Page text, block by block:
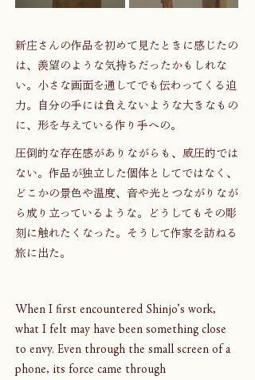
新庄さんの作品を初めて見たときに感じたの
は、羨望のような気持ちだったかもしれな
い。小さな画面を通してでも伝わってくる迫
力。自分の手には負えないような大きなもの
に、形を与えている作り手への。
圧倒的な存在感がありながらも、威圧的では
ない。作品が独立した個体としてではなく、
どこかの景色や温度、音や光とつながりなが
ら成り立っているような。どうしてもその彫
刻に触れたくなった。そうして作家を訪ねる
旅に出た。
When I first encountered Shinjo’s work,
what I felt may have been something close
to envy. Even through the small screen of a
phone, its force came through